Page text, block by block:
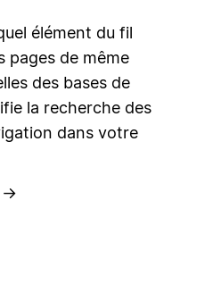
élément du fil
pages de même
des bases de
la recherche des
dans votre
→